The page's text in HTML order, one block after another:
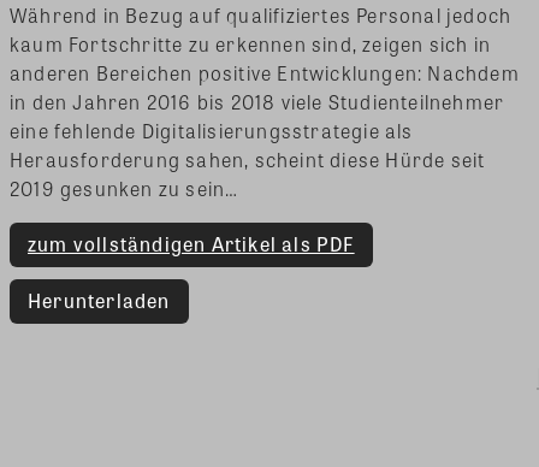
Während in Bezug auf qualifiziertes Personal jedoch
kaum Fortschritte zu erkennen sind, zeigen sich in
anderen Bereichen positive Entwicklungen: Nachdem
in den Jahren 2016 bis 2018 viele Studienteilnehmer
eine fehlende Digitalisierungsstrategie als
Herausforderung sahen, scheint diese Hürde seit
2019 gesunken zu sein…
zum vollständigen Artikel als PDF
Herunterladen